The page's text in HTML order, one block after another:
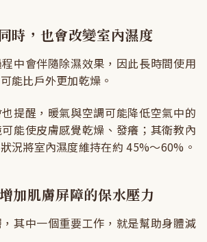
時，也會改變室內濕度
中會伴隨除濕效果，因此長時間使用
能比戶外更加乾燥。
提醒，暖氣與空調可能降低空氣中的
能使皮膚感覺乾燥、發癢；其衛教內
況將室內濕度維持在約 45%～60%。
加肌膚屏障的保水壓力
其中一個重要工作，就是幫助身體減